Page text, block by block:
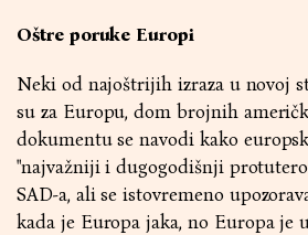
Oštre poruke Europi
Neki od najoštrijih izraza u novoj
su za Europu, dom brojnih
dokumentu se navodi kako
"najvažniji i dugogodišnji
SAD-a, ali se istovremeno
kada je Europa jaka, no Europa je